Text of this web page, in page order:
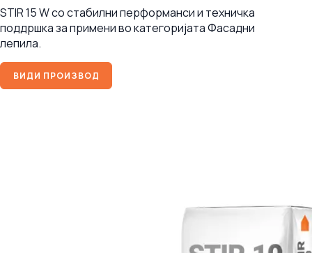
STIR 15 W со стабилни перформанси и техничка
поддршка за примени во категоријата Фасадни
лепила.
ВИДИ ПРОИЗВОД